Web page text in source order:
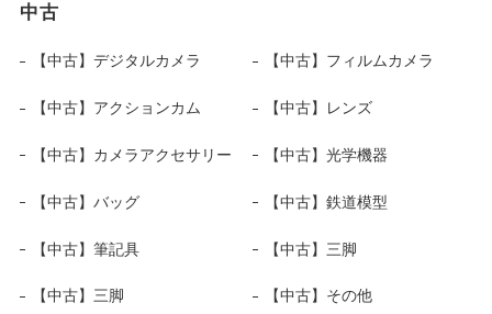
中古
【中古】デジタルカメラ 【中古】フィルムカメラ
【中古】アクションカム 【中古】レンズ
【中古】カメラアクセサリー 【中古】光学機器
【中古】バッグ 【中古】鉄道模型
【中古】筆記具 【中古】三脚
【中古】三脚 【中古】その他